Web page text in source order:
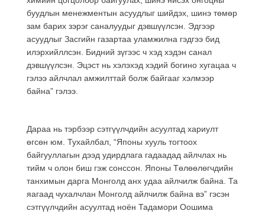
буудлын менежментын асуудлыг шийдэх, шинэ төмөр
зам барих зэрэг саналуудыг дэвшүүлсэн. Эдгээр
асуудлыг Засгийн газартаа уламжилна гэдгээ бид
илэрхийллсэн. Бидний зүгээс ч хэд хэдэн санал
дэвшүүлсэн. Эцэст нь хэлэхэд хэдий богино хугацаа ч
гэлээ айлчлал амжилттай болж байгааг хэлмээр
байна” гэлээ.
Дараа нь тэрбээр сэтгүүлчдийн асуултад хариулт
өгсөн юм. Тухайлбал, “Японы хууль тогтоох
байгууллагын дээд удирдлага гадаадад айлчлах нь
тийм ч олон биш гэж сонссон. Японы Төлөөлөгчдийн
танхимын дарга Монголд анх удаа айлчилж байна. Та
яагаад чухалчлан Монголд айлчилж байна вэ” гэсэн
сэтгүүлчдийн асуултад ноён Тадамори Оошима